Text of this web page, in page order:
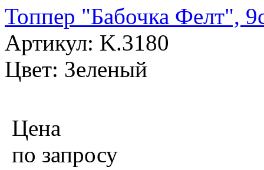
Топпер "Бабочка Фелт",
Артикул: K.3180
Цвет: Зеленый
Цена
по запросу